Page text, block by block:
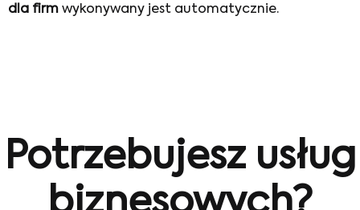
dla firm wykonywany jest automatycznie.
Potrzebujesz usług